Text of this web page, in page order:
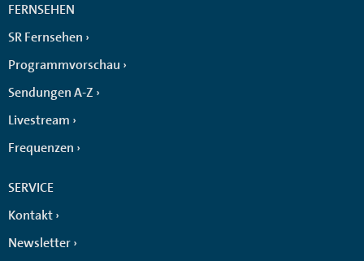
FERNSEHEN
SR Fernsehen
Programmvorschau
Sendungen A-Z
Livestream
Frequenzen
SERVICE
Kontakt
Newsletter